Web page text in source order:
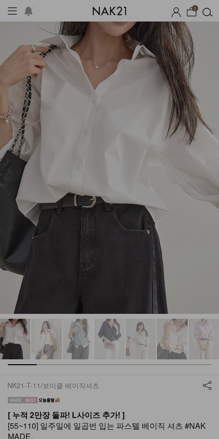
0
장마템 기획전 오늘출발 시즌오프 1+1 기획
NK21-T-11/보이클 베이직셔츠
[ 누적 2만장 돌파! L사이즈 추가! ]
[55~110] 일주일에 일곱번 입는 파스텔 베이직 셔츠 #NAK
MADE.